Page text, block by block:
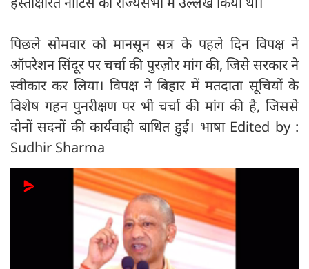
पिछले सोमवार को मानसून सत्र के पहले दिन विपक्ष ने
ऑपरेशन सिंदूर पर चर्चा की पुरज़ोर मांग की, जिसे सरकार ने
स्वीकार कर लिया। विपक्ष ने बिहार में मतदाता सूचियों के
विशेष गहन पुनरीक्षण पर भी चर्चा की मांग की है, जिससे
दोनों सदनों की कार्यवाही बाधित हुई। भाषा Edited by :
Sudhir Sharma